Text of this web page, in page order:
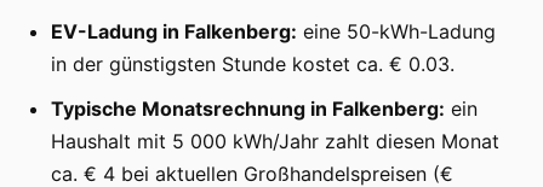
EV-Ladung in Falkenberg: eine 50-kWh-Ladung
in der günstigsten Stunde kostet ca. € 0.03.
Typische Monatsrechnung in Falkenberg: ein
Haushalt mit 5 000 kWh/Jahr zahlt diesen Monat
ca. € 4 bei aktuellen Großhandelspreisen (€